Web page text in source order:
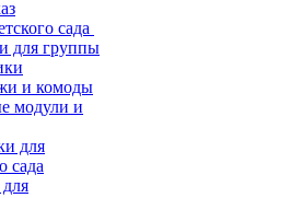
сада
для группы
и комоды
модули и
для
сада